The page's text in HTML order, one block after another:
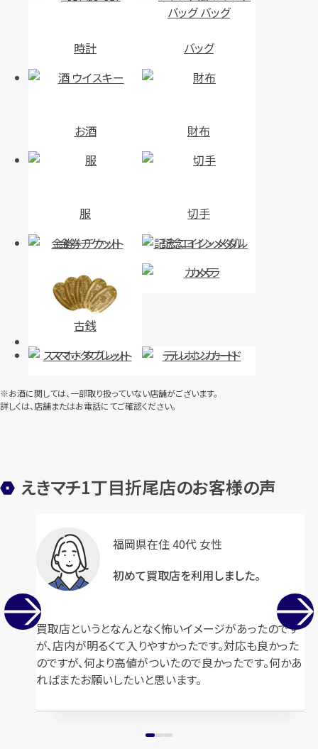
買取参考価格 55,000円
買取参考価格
シャネル マトラッセ ショルダー
買取参考価格
ルイ・ヴィトン モノグラム コンピ
ルイ・ヴィトン モノグラム ポシェ
ットシテ M51183
買取参考価格 45,500
バッグ
ショルダーバッグ
シーユPM M92676
ショルダーバッグ
時計 バッグ
お酒 財布
服
切手
金券・チケット
記念コイン・メダル
古銭
カメラ
スマホ・タブレット テレホンカード
※お酒に関しては、一部取り扱っていない店舗がございます。
詳しくは、店舗またはお電話にてご確認ください。
えきマチ1丁目折尾店のお客様の声
福岡県在住 40代 女性
初めて買取店を利用しました。
買取店というとなんとなく怖いイメージがあったのです
が、店内が明るくて入りやすかったです。対応も良かった
のですが、何より高値がついたので良かったです。何かあ
ればまたお願いしたいと思います。